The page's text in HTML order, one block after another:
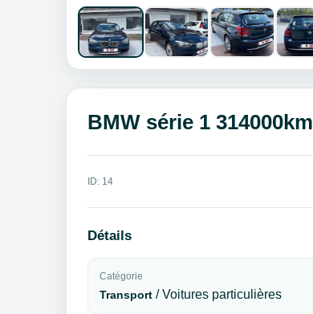
BMW série 1 314000km
ID: 14
Détails
Catégorie
Transport / Voitures particulières